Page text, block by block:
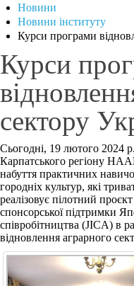
Новини
Новини інституту
Курси програми
Курси
сектору
Сьогодні, 19 лютого 2024 р.
Карпатського регіону
набуття практичних
городніх культур, які
реалізовує пілотний
спонсорської підтримки
співробітництва (JICA) в
відновлення аграрного